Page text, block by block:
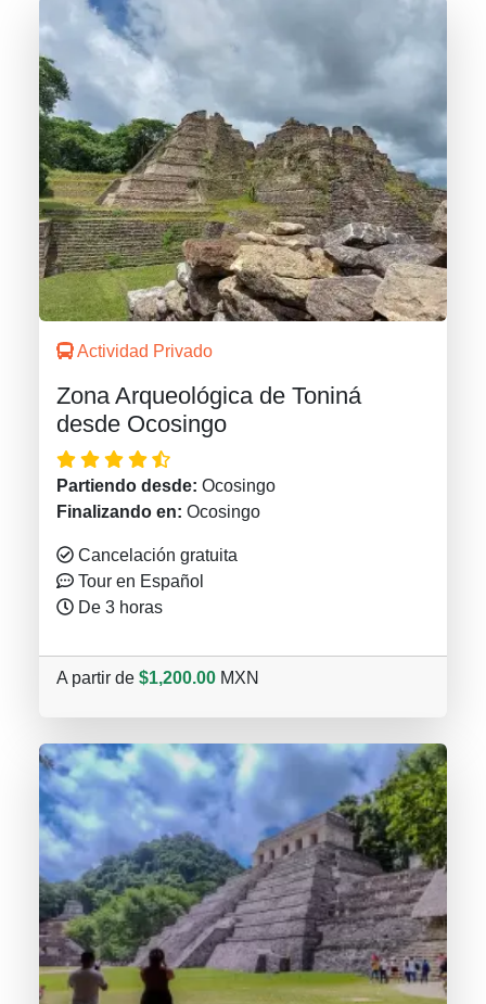
Actividad Privado
Zona Arqueológica de Toniná
desde Ocosingo
Partiendo desde: Ocosingo
Finalizando en: Ocosingo
Cancelación gratuita
Tour en Español
De 3 horas
A partir de $1,200.00 MXN